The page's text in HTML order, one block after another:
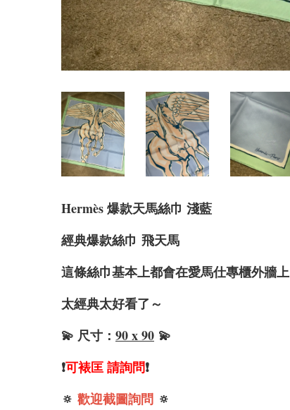
Hermès 爆款天馬絲巾 淺藍
經典爆款絲巾 飛天馬
這條絲巾基本上都會在愛馬仕專櫃外牆上
太經典太好看了～
💫 尺寸： 90 x 90 💫
❗️可裱匡 請詢問❗️
🔅 歡迎截圖詢問 🔅